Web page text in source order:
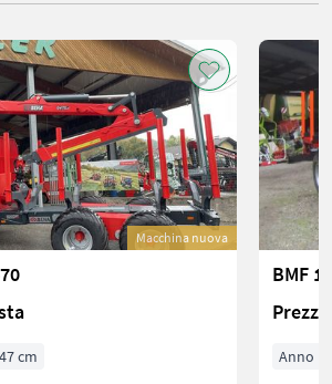
Macchina nuova
cm
BMF
Anno